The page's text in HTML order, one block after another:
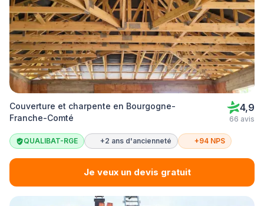
Couverture et charpente en Bourgogne-
Franche-Comté
4,9
66 avis
QUALIBAT-RGE +2 ans d'ancienneté +94 NPS
Je veux un devis gratuit